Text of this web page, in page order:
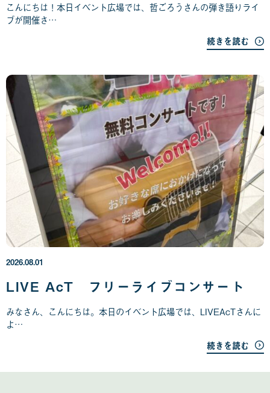
こんにちは！本日イベント広場では、哲ごろうさんの弾き語りライ
ブが開催さ…
続きを読む
2
日
LIVE AcT フリーライブコンサート
みなさん、こんにちは。本日のイベント広場では、LIVEAcTさんに
よ…
続きを読む
2026.08.01
2
6
0
月
1
日